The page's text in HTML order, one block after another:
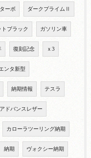
ーボ ダークプライムⅡ
トブラック ガソリン車
復刻記念 ｘ3
ンタ新型
納期情報 テスラ
アドバンスレザー
カローラツーリング納期
納期 ヴォクシー納期